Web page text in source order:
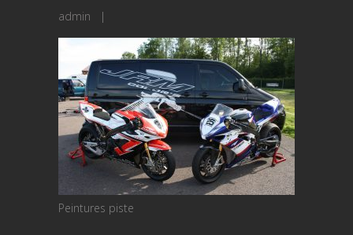
admin |
Peintures piste